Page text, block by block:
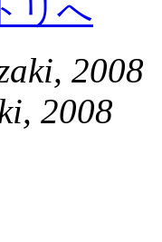
リへ
2008
2008